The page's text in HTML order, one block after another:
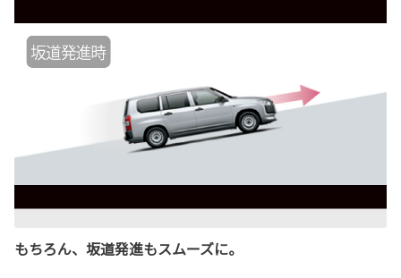
もちろん、坂道発進もスムーズに。